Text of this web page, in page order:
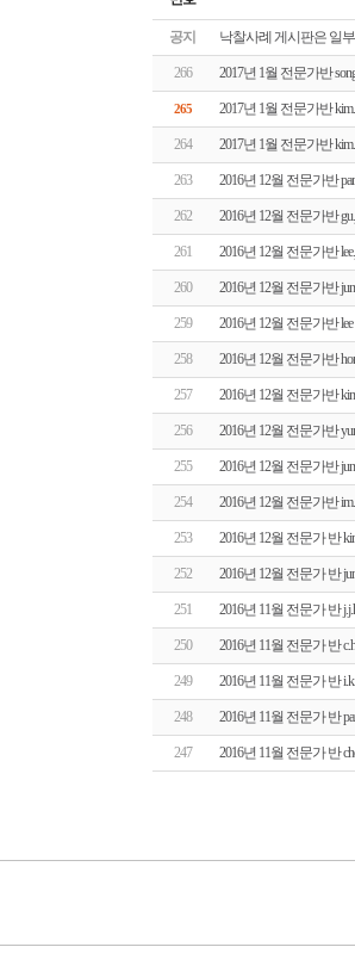
공지 낙찰사례 게시판은 일
266 2017년 1월 전문가반
265 2017년 1월 전문가반
264 2017년 1월 전문가반
263 2016년 12월 전문가반
262 2016년 12월 전문가반
261 2016년 12월 전문가반
260 2016년 12월 전문가반
259 2016년 12월 전문가반
258 2016년 12월 전문가반
257 2016년 12월 전문가반
256 2016년 12월 전문가반
255 2016년 12월 전문가반
254 2016년 12월 전문가반
253 2016년 12월 전문가 반
252 2016년 12월 전문가 반
251 2016년 11월 전문가 반
250 2016년 11월 전문가 반
249 2016년 11월 전문가 반
248 2016년 11월 전문가 반
247 2016년 11월 전문가 반